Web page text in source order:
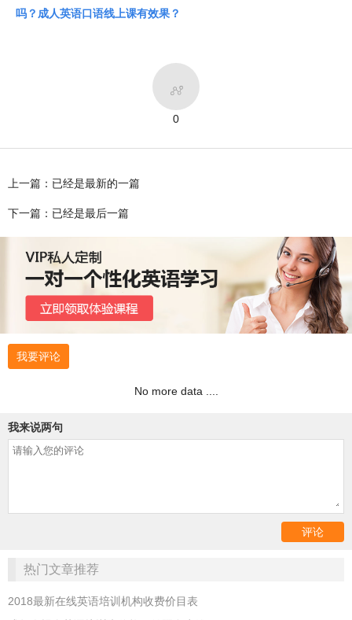
吗？成人英语口语线上课有效果？

0
上一篇：已经是最新的一篇
下一篇：已经是最后一篇
我要评论
No more data ....
我来说两句
热门文章推荐
2018最新在线英语培训机构收费价目表